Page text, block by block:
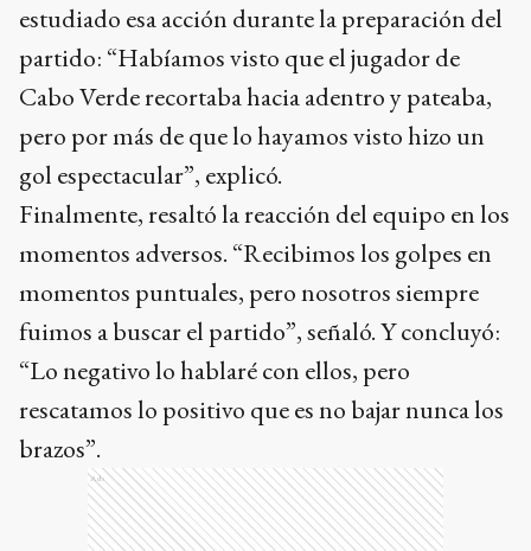
estudiado esa acción durante la preparación del
partido: “Habíamos visto que el jugador de
Cabo Verde recortaba hacia adentro y pateaba,
pero por más de que lo hayamos visto hizo un
gol espectacular”, explicó.
Finalmente, resaltó la reacción del equipo en los
momentos adversos. “Recibimos los golpes en
momentos puntuales, pero nosotros siempre
fuimos a buscar el partido”, señaló. Y concluyó:
“Lo negativo lo hablaré con ellos, pero
rescatamos lo positivo que es no bajar nunca los
brazos”.
Ads